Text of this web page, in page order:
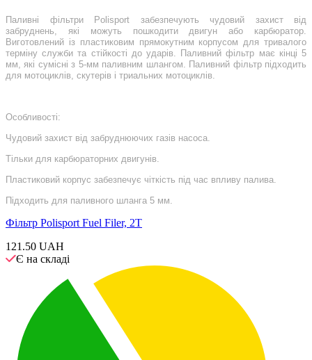
Паливні фільтри Polisport забезпечують чудовий захист від
забруднень, які можуть пошкодити двигун або карбюратор.
Виготовлений із пластиковим прямокутним корпусом для тривалого
терміну служби та стійкості до ударів. Паливний фільтр має кінці 5
мм, які сумісні з 5-мм паливним шлангом. Паливний фільтр підходить
для мотоциклів, скутерів і триальних мотоциклів.
Oсобливості:
Чудовий захист від забруднюючих газів насоса.
Тільки для карбюраторних двигунів.
Пластиковий корпус забезпечує чіткість під час впливу палива.
Підходить для паливного шланга 5 мм.
Фільтр Polisport Fuel Filer, 2T
121.50 UAH
Є на складі